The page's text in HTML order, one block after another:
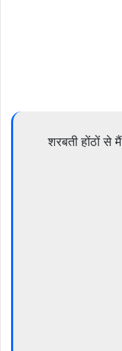
शरबती होंठों से मैं